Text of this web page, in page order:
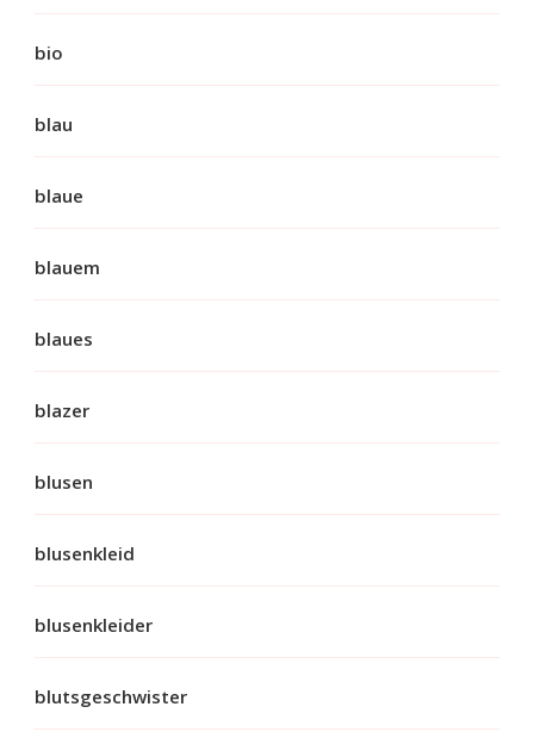
bio
blau
blaue
blauem
blaues
blazer
blusen
blusenkleid
blusenkleider
blutsgeschwister